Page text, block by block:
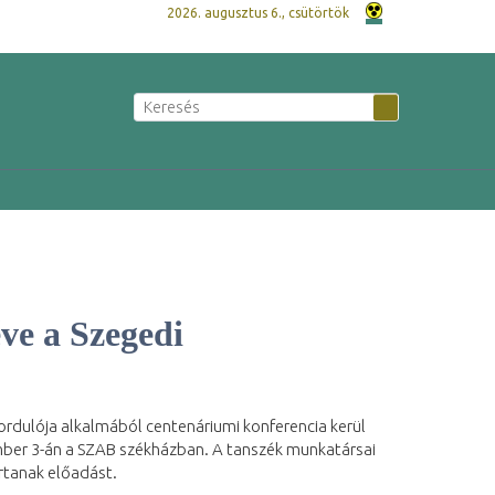
2026. augusztus 6., csütörtök
a Szegedi
alkalmából centenáriumi konferencia kerül
3-án a SZAB székházban. A tanszék munkatársai
előadást.